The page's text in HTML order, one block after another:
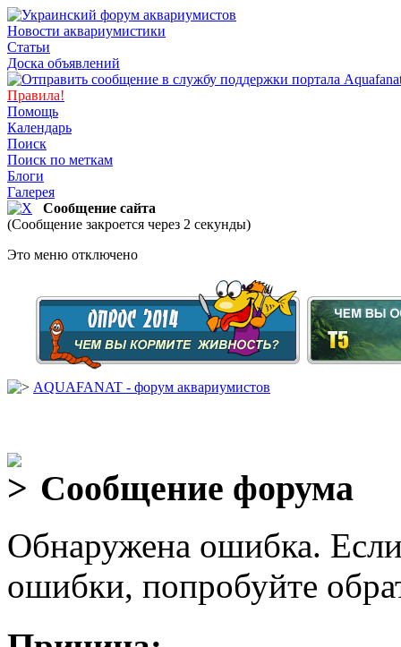
Новости аквариумистики
Статьи
Доска объявлений
Правила!
Помощь
Календарь
Поиск
Поиск по меткам
Блоги
Галерея
Сообщение сайта
(Сообщение закроется через 2 секунды)
Это меню отключено
AQUAFANAT - форум аквариумистов
Сообщение форума
Обнаружена ошибка.
ошибки, попробуйте